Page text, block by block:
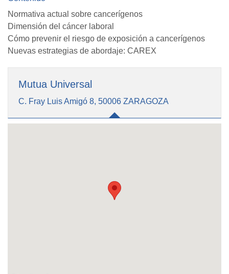
Normativa actual sobre cancerígenos
Dimensión del cáncer laboral
Cómo prevenir el riesgo de exposición a cancerígenos
Nuevas estrategias de abordaje: CAREX
Mutua Universal
C. Fray Luis Amigó 8, 50006 ZARAGOZA